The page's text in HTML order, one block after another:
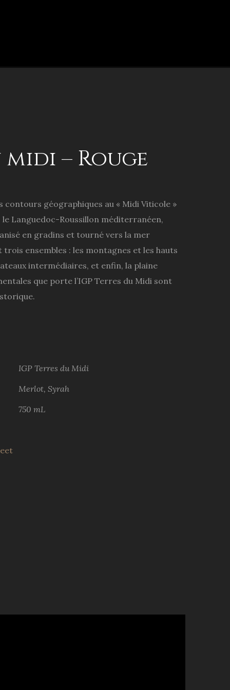
– Rouge
contours géographiques au « Midi Viticole »
Languedoc-Roussillon méditerranéen,
en gradins et tourné vers la mer
ensembles : les montagnes et les hauts
intermédiaires, et enfin, la plaine
que porte l’IGP Terres du Midi sont
IGP Terres du Midi
Merlot, Syrah
750 mL